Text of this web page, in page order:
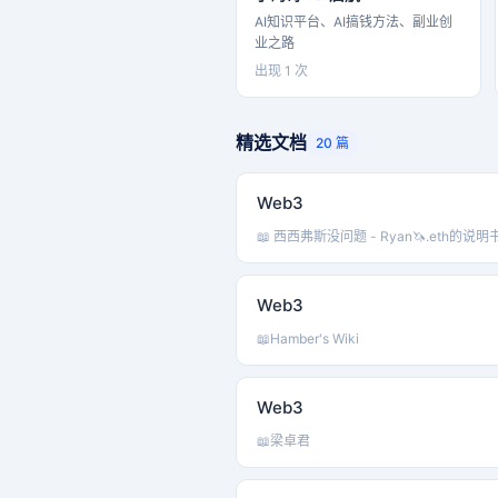
AI知识平台、AI搞钱方法、副业创
业之路
出现 1 次
精选文档 20 篇
Web3
📖 西西弗斯没问题 - Ryan🦄.eth的说明
Web3
📖Hamber's Wiki
Web3
📖梁卓君